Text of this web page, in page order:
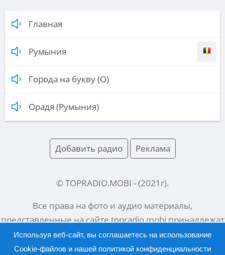
Главная
Румыния
Города на букву (О)
Орадя (Румыния)
Добавить радио Реклама
© TOPRADIO.MOBI - (2021 г).
Все права на фото и аудио материалы,
представленные на сайтеtopradio.mobiпринадлежат
их законным владельцам.
Используя веб-сайт, вы соглашаетесь на использование
Cookie-файлов и нашей политикой конфиденциальности